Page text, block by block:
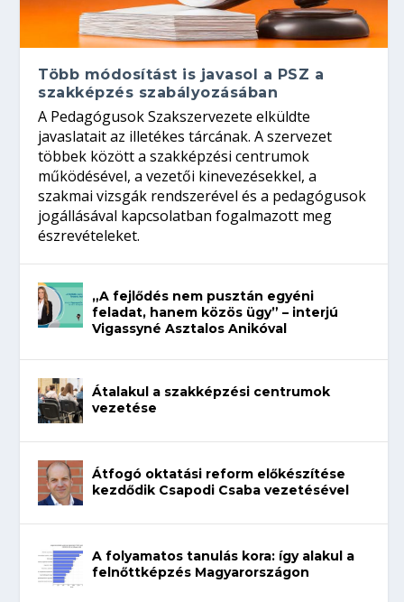
Több módosítást is javasol a PSZ a
szakképzés szabályozásában
A Pedagógusok Szakszervezete elküldte
javaslatait az illetékes tárcának. A szervezet
többek között a szakképzési centrumok
működésével, a vezetői kinevezésekkel, a
szakmai vizsgák rendszerével és a pedagógusok
jogállásával kapcsolatban fogalmazott meg
észrevételeket.
„A fejlődés nem pusztán egyéni
feladat, hanem közös ügy” – interjú
Vigassyné Asztalos Anikóval
Átalakul a szakképzési centrumok
vezetése
Átfogó oktatási reform előkészítése
kezdődik Csapodi Csaba vezetésével
A folyamatos tanulás kora: így alakul a
felnőttképzés Magyarországon